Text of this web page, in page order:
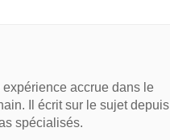
accrue dans le
Il écrit sur le sujet depuis
spécialisés.